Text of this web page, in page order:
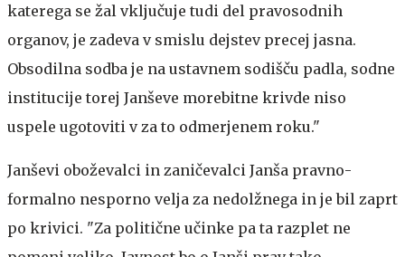
katerega se žal vključuje tudi del pravosodnih
organov, je zadeva v smislu dejstev precej jasna.
Obsodilna sodba je na ustavnem sodišču padla, sodne
institucije torej Janševe morebitne krivde niso
uspele ugotoviti v za to odmerjenem roku."
Janševi oboževalci in zaničevalci Janša pravno-
formalno nesporno velja za nedolžnega in je bil zaprt
po krivici. "Za politične učinke pa ta razplet ne